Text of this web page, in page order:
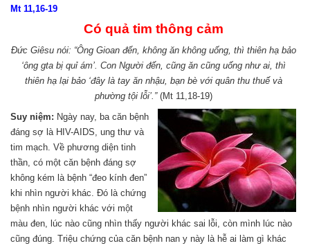
Mt 11,16-19
Có quả tim thông cảm
Đức Giêsu nói: “Ông Gioan đến, không ăn không uống, thì thiên hạ bảo
‘ông gta bị quỉ ám’. Con Người đến, cũng ăn cũng uống như ai, thì
thiên hạ lại bảo ‘đây là tay ăn nhậu, bạn bè với quân thu thuế và
phường tội lỗi’.”(Mt 11,18-19)
Suy niệm: Ngày nay, ba căn bệnh
đáng sợ là HIV-AIDS, ung thư và
tim mạch. Về phương diện tinh
thần, có một căn bệnh đáng sợ
không kém là bệnh “đeo kính đen”
khi nhìn người khác. Đó là chứng
bệnh nhìn người khác với một
màu đen, lúc nào cũng nhìn thấy người khác sai lỗi, còn mình lúc nào
cũng đúng. Triệu chứng của căn bệnh nan y này là hễ ai làm gì khác